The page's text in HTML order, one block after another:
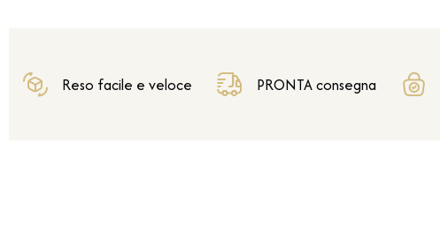
Reso facile e veloce PRONTA consegna